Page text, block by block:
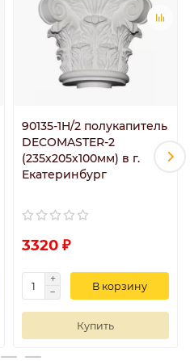
90135-1H/2 полукапитель
DECOMASTER-2
(235х205х100мм) в г.
Екатеринбург
3320 ₽
В корзину
Купить